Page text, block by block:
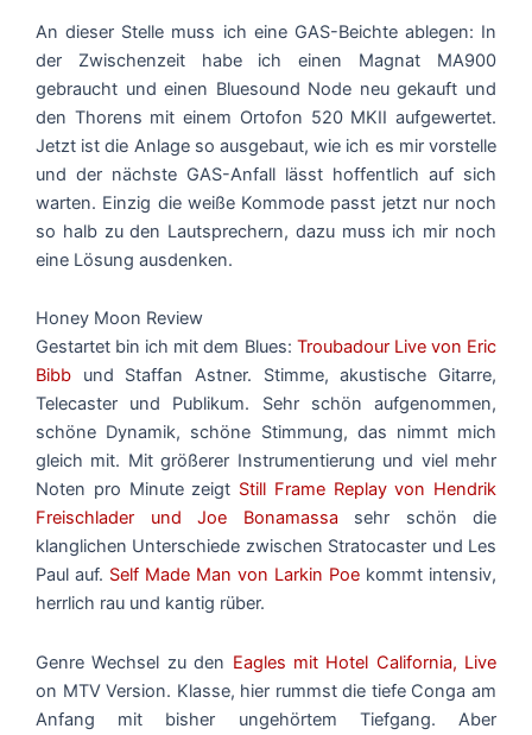
An dieser Stelle muss ich eine GAS-Beichte ablegen: In
der Zwischenzeit habe ich einen Magnat MA900
gebraucht und einen Bluesound Node neu gekauft und
den Thorens mit einem Ortofon 520 MKII aufgewertet.
Jetzt ist die Anlage so ausgebaut, wie ich es mir vorstelle
und der nächste GAS-Anfall lässt hoffentlich auf sich
warten. Einzig die weiße Kommode passt jetzt nur noch
so halb zu den Lautsprechern, dazu muss ich mir noch
eine Lösung ausdenken.
Honey Moon Review
Gestartet bin ich mit dem Blues: Troubadour Live von Eric
Bibb und Staffan Astner. Stimme, akustische Gitarre,
Telecaster und Publikum. Sehr schön aufgenommen,
schöne Dynamik, schöne Stimmung, das nimmt mich
gleich mit. Mit größerer Instrumentierung und viel mehr
Noten pro Minute zeigt Still Frame Replay von Hendrik
Freischlader und Joe Bonamassa sehr schön die
klanglichen Unterschiede zwischen Stratocaster und Les
Paul auf. Self Made Man von Larkin Poe kommt intensiv,
herrlich rau und kantig rüber.
Genre Wechsel zu den Eagles mit Hotel California, Live
on MTV Version. Klasse, hier rummst die tiefe Conga am
Anfang mit bisher ungehörtem Tiefgang. Aber